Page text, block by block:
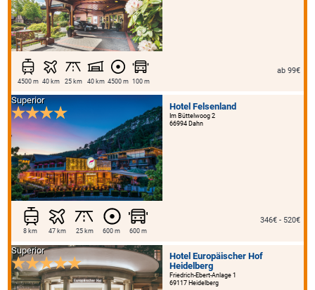
4500 m 40 km 25 km 40 km 4500 m 100 m
ab 99€
Hotel Felsenland
Im Büttelwoog 2
66994 Dahn
Superior
8 km 47 km 25 km 600 m 600 m
346€ - 520€
Hotel Europäischer Hof
Heidelberg
Friedrich-Ebert-Anlage 1
69117 Heidelberg
Superior